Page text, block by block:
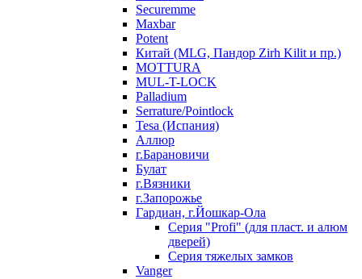
Securemme
Maxbar
Potent
Китай (MLG, Пандор Zirh Kilit и пр.)
MOTTURA
MUL-T-LOCK
Palladium
Serrature/Pointlock
Tesa (Испания)
Аллюр
г.Барановичи
Булат
г.Вязники
г.Запорожье
Гардиан, г.Йошкар-Ола
Серия "Profi" (для пласт. и алюм
дверей)
Серия тяжелых замков
Vanger